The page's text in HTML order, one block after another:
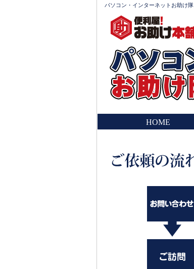
パソコン・インターネットお助け隊
HOME